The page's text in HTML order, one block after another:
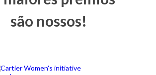
são nossos!